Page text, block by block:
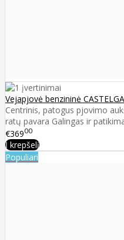
Vejapjovė benzininė
Centrinis, patogus pjovimo
ratų pavara Galingas ir
€36900
Į krepšelį
Populiari